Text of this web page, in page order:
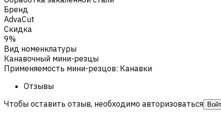
Бренд
AdvaCut
Скидка
9%
Вид номенклатуры
Канавочный мини-резцы
Применяемость мини-резцов: Канавки
Отзывы
Чтобы оставить отзыв, необходимо авторизоваться